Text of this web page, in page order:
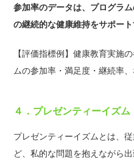
参加率のデータは、プログラ
の継続的な健康維持をサポート
【評価指標例】健康教育実施
ムの参加率・満足度・継続率
４．プレゼンティーイズ
プレゼンティーイズムとは、
ど、私的な問題を抱えながら